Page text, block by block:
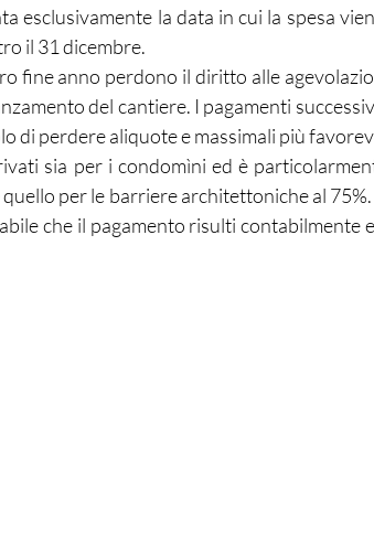
esclusivamente la data in cui la spesa
il 31 dicembre.
fine anno perdono il diritto alle
del cantiere. I pagamenti
di perdere aliquote e massimali più
sia per i condomìni ed è
per le barriere architettoniche al
che il pagamento risulti contabilmente